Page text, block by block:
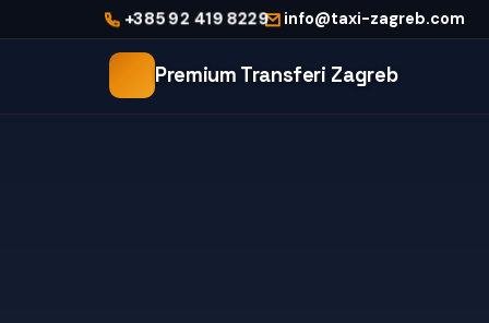
+385 92 419 8229 info@taxi-zagreb.com
Premium Transferi Zagreb